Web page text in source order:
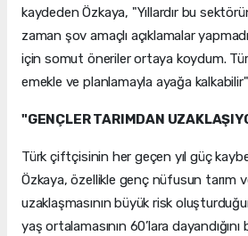
kaydeden Özkaya, "Yıllardır bu
zaman şov amaçlı açıklamalar
için somut öneriler ortaya koydum.
emekle ve planlamayla ayağa
"GENÇLER TARIMDAN
Türk çiftçisinin her geçen yıl güç
Özkaya, özellikle genç nüfusun tarım
uzaklaşmasının büyük risk
yaş ortalamasının 60’lara